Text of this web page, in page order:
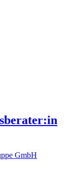
GmbH